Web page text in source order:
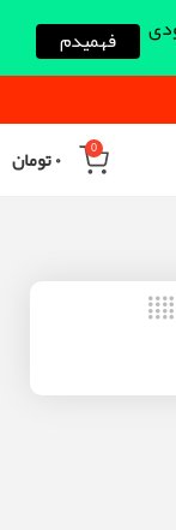
0 ۰تومان
فهمیدم